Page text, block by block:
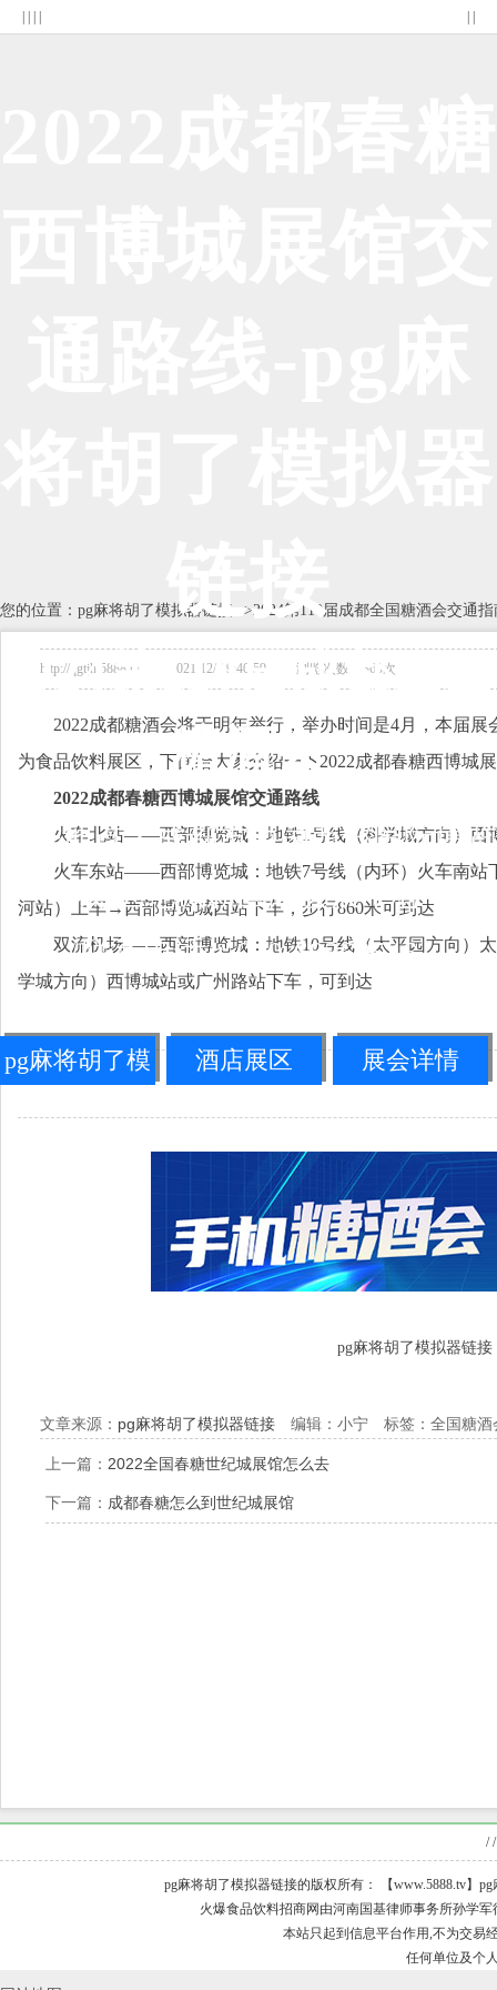
链接
2024第110届成都全国
糖酒会
展会地点：成都市中国西部国际博览
城/世纪城新国际会展中心
联系电话：010-68360546
pg麻将胡了模
酒店展区 展会详情
您的位置： pg麻将胡了模拟器链接 -->2024第110届成都全国糖酒会交通指
http://qgtjh.5888.tv 2021/12/7 9:40:59 浏览次数：363次
2022成都糖酒会将于明年举行，举办时间是4月
，本届
为食品饮料展区，下面给大家介绍一下2022成都春糖西博城
2022成都春糖西博城展馆交通路线
火车北站——西部博览城：地铁1号线（科学城方向）西
火车东站——西部博览城：地铁7号线（内环）火车南
河站）上车→西部博览城西站下车，步行860米可到达
双流机场——西部博览城：地铁10号线（太平园方向）
学城方向）西博城站或广州路站下车，可到达
pg麻将胡了模拟器链接
文章来源： pg麻将胡了模拟器链接 编辑：小宁 标签：全国糖酒
上一篇： 2022全国春糖世纪城展馆怎么去
下一篇： 成都春糖怎么到世纪城展馆
/
pg麻将胡了模拟器链接的版权所有： 【www.5888.tv】
火爆食品饮料招商网由河南国基律师事务所孙学
本站只起到信息平台作用,不为交易
任何单位及个